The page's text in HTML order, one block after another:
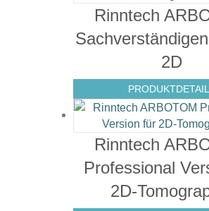
Rinntech
2D
Rinntech
Professional
2D-